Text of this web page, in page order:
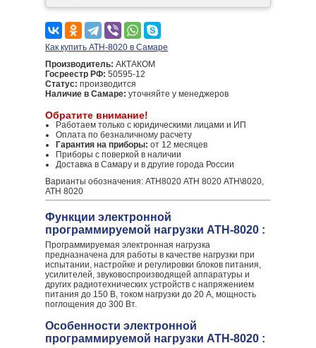
Как купить АТН-8020 в Самаре
Производитель: АКТАКОМ
Госреестр РФ: 50595-12
Статус: производится
Наличие в Самаре: уточняйте у менеджеров
Обратите внимание!
Работаем только с юридическими лицами и ИП
Оплата по безналичному расчету
Гарантия на приборы: от 12 месяцев
Приборы с поверкой в наличии
Доставка в Самару и в другие города России
Варианты обозначения: АТН8020 АТН 8020 АТН\8020,
АТН 8020
Функции электронной
программируемой нагрузки АТН-8020 :
Программируемая электронная нагрузка
предназначена для работы в качестве нагрузки при
испытании, настройке и регулировки блоков питания,
усилителей, звуковоспроизводящей аппаратуры и
других радиотехнических устройств с напряжением
питания до 150 В, током нагрузки до 20 А, мощность
поглощения до 300 Вт.
Особенности электронной
программируемой нагрузки АТН-8020 :